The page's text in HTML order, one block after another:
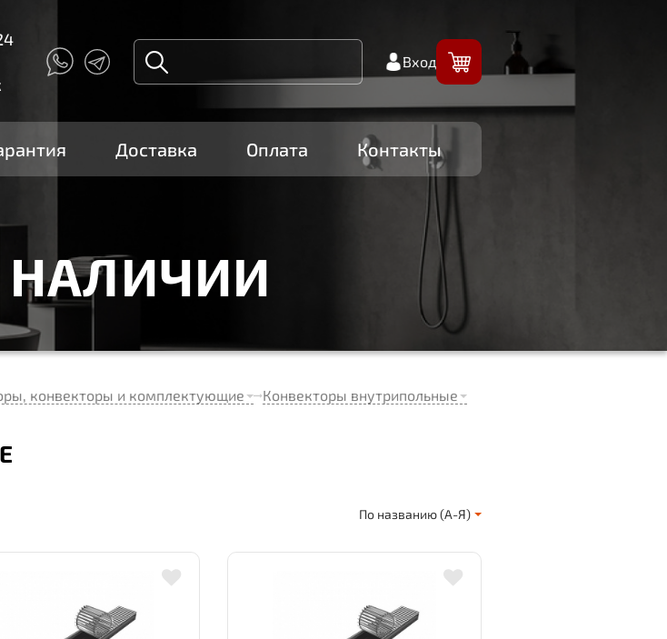
Вход
Доставка Оплата Контакты
НАЛИЧИИ
конвекторы и комплектующие Конвекторы внутрипольные
По названию (А-Я)